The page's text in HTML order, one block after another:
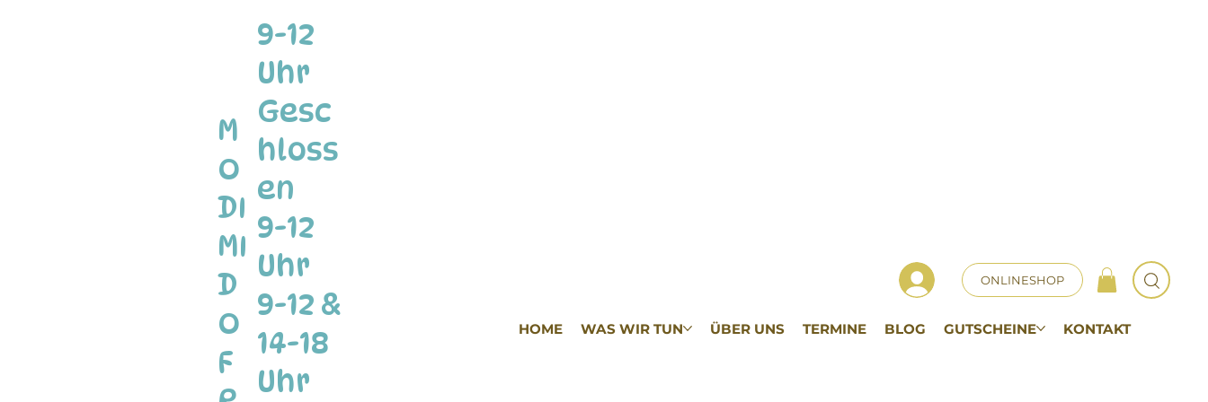
M
O
DI
MI
D
O
F
9-12
Uhr
Gesc
hloss
en
9-12
Uhr
9-12 &
14-18
Uhr
ONLINESHOP
HOME WAS WIR TUN ÜBER UNS TERMINE BLOG GUTSCHEINE KONTAKT